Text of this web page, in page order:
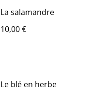
La salamandre
10,00 €
Le blé en herbe